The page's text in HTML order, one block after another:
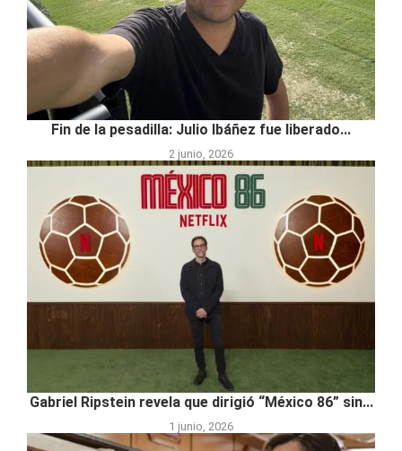
Fin de la pesadilla: Julio Ibáñez fue liberado...
2 junio, 2026
Gabriel Ripstein revela que dirigió “México 86” sin...
1 junio, 2026